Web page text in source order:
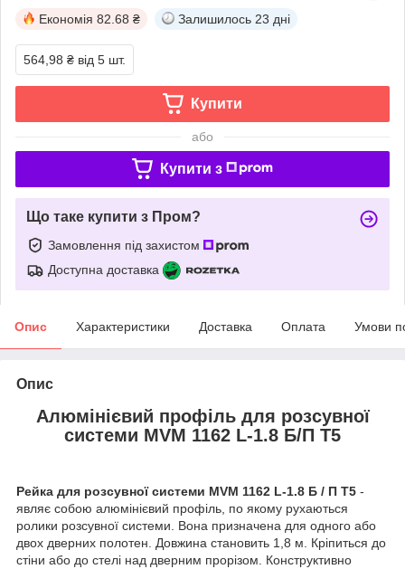
Економія 82.68 ₴ Залишилось 23 дні
564,98 ₴ від 5 шт.
Купити
або
Купити з
Що таке купити з Пром?
Замовлення під захистом
Доступна доставка
Опис Характеристики Доставка Оплата Умови
Опис
Алюмінієвий профіль для розсувної
системи MVM 1162 L-1.8 Б/П T5
Рейка для розсувної системи MVM 1162 L-1.8 Б / П T5 -
являє собою алюмінієвий профіль, по якому рухаються
ролики розсувної системи. Вона призначена для одного або
двох дверних полотен. Довжина становить 1,8 м. Кріпиться до
стіни або до стелі над дверним прорізом. Конструктивно